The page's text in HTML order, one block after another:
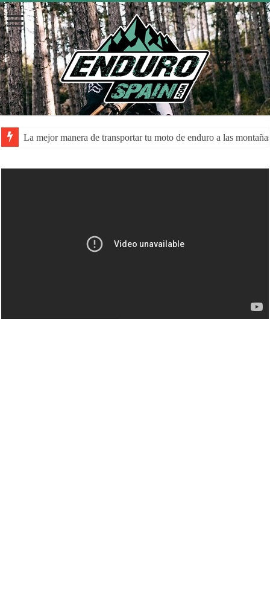
La mejor manera de transportar tu moto de enduro a las